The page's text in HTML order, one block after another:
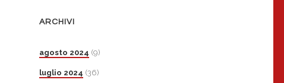
ARCHIVI
agosto 2024 (9)
luglio 2024 (36)